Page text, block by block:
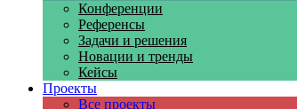
Конференции
Референсы
Задачи и решения
Новации и тренды
Кейсы
Проекты
Все проекты